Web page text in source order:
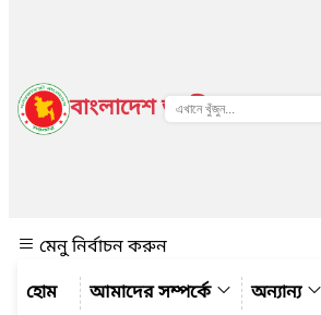
বাংলাদেশ জাতীয় তথ্য বাতায়ন
মেনু নির্বাচন করুন
আমাদের সম্পর্কে
অন্যান্য